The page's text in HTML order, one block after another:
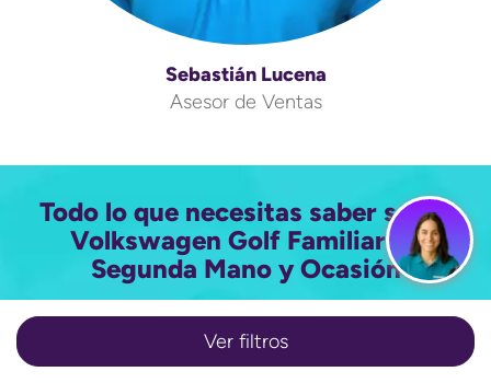
Ver filtros
Sebastián Lucena
Asesor de Ventas
Todo lo que necesitas saber sobre
Volkswagen Golf Familiar de
Segunda Mano y Ocasión